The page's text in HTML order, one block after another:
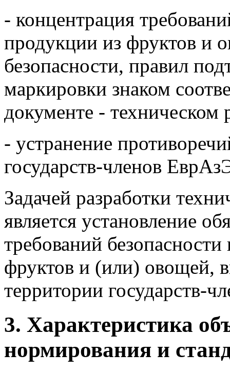
- концентрация
продукции из фруктов и
безопасности, правил
маркировки знаком
документе -
- устранение
государств-членов
Задачей разработки
является установление
требований
фруктов и (или) овощей,
территории государств-
3. Характеристика
нормирования и